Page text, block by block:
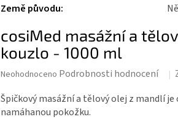
Země původu:
cosiMed masážní a
kouzlo - 1000 ml
Průměrné
produktu
je
0,0
Neohodnoceno Podrobnosti hodnocení
Špičkový masážní a tělový olej z mandlí
namáhanou pokožku.